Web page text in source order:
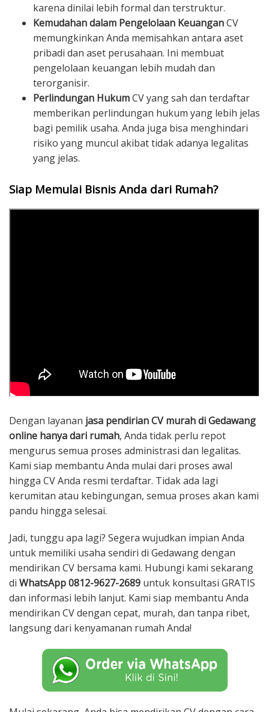
karena dinilai lebih formal dan terstruktur.
Kemudahan dalam Pengelolaan KeuanganCV
memungkinkan Anda memisahkan antara aset
pribadi dan aset perusahaan. Ini membuat
pengelolaan keuangan lebih mudah dan
terorganisir.
Perlindungan HukumCV yang sah dan terdaftar
memberikan perlindungan hukum yang lebih jelas
bagi pemilik usaha. Anda juga bisa menghindari
risiko yang muncul akibat tidak adanya legalitas
yang jelas.
Siap Memulai Bisnis Anda dari Rumah?
Dengan layanan jasa pendirian CV murah di Gedawang
online hanya dari rumah, Anda tidak perlu repot
mengurus semua proses administrasi dan legalitas.
Kami siap membantu Anda mulai dari proses awal
hingga CV Anda resmi terdaftar. Tidak ada lagi
kerumitan atau kebingungan, semua proses akan kami
pandu hingga selesai.
Jadi, tunggu apa lagi? Segera wujudkan impian Anda
untuk memiliki usaha sendiri di Gedawang dengan
mendirikan CV bersama kami. Hubungi kami sekarang
di WhatsApp 0812-9627-2689 untuk konsultasi GRATIS
dan informasi lebih lanjut. Kami siap membantu Anda
mendirikan CV dengan cepat, murah, dan tanpa ribet,
langsung dari kenyamanan rumah Anda!